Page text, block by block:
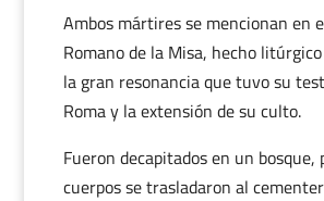
Ambos mártires se mencionan en
Romano de la Misa, hecho
la gran resonancia que tuvo su
Roma y la extensión de su culto.
Fueron decapitados en un bosque,
cuerpos se trasladaron al